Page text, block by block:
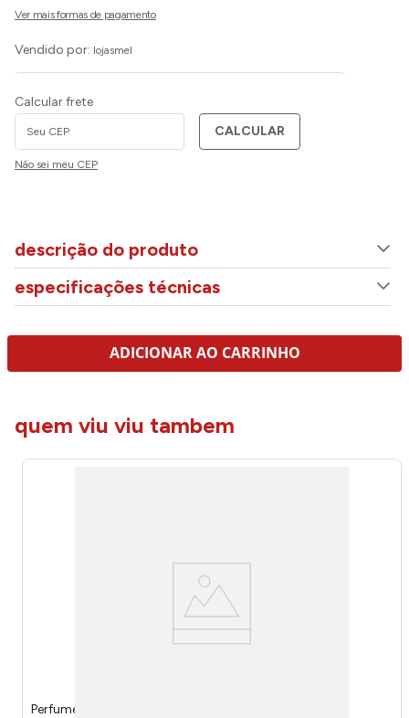
Vendido por: lojasmel
Calcular frete
CALCULAR
Não sei meu CEP
descrição do produto
especificações técnicas
ADICIONAR AO CARRINHO
quem viu viu tambem
Perfume Men Victor Ross 15ml Ref.IP17 - Inspira Paris